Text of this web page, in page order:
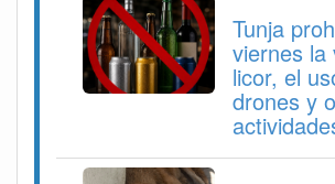
Tunja
viernes la
licor, el
drones y